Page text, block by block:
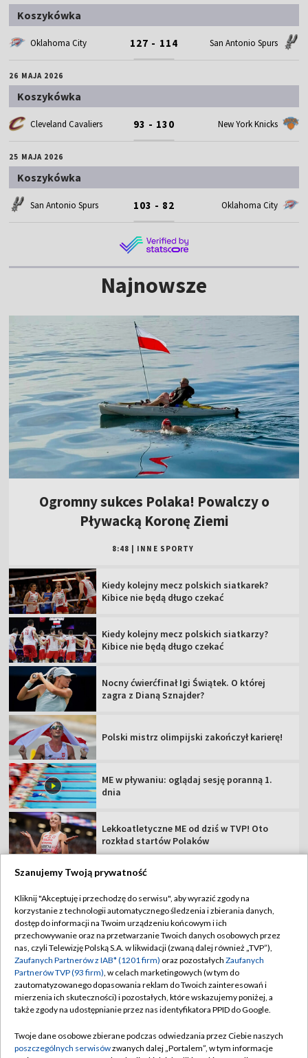
Koszykówka
Oklahoma City 127 - 114 San Antonio Spurs
26 MAJA 2026
Koszykówka
Cleveland Cavaliers 93 - 130 New York Knicks
25 MAJA 2026
Koszykówka
San Antonio Spurs 103 - 82 Oklahoma City
Najnowsze
Ogromny sukces Polaka! Powalczy o
Pływacką Koronę Ziemi
8:48 INNE SPORTY
Kiedy kolejny mecz polskich siatkarek?
Kibice nie będą długo czekać
Kiedy kolejny mecz polskich siatkarzy?
Kibice nie będą długo czekać
Nocny ćwierćfinał Igi Świątek. O której
zagra z Dianą Sznajder?
Polski mistrz olimpijski zakończył karierę!
ME w pływaniu: oglądaj sesję poranną 1.
dnia
Lekkoatletyczne ME od dziś w TVP! Oto
rozkład startów Polaków
TVP
Abonament TVP
Sklep TVP
Biuro Reklamy
Oferta Handlowa
Emisja w TVP
Regulamin TVP
Polityka prywatności
Moje zgody
Biuro reklamy
Szanujemy Twoją prywatność
Kliknij "Akceptuję i przechodzę do serwisu", aby wyrazić zgody na
korzystanie z technologii automatycznego śledzenia i zbierania danych,
dostęp do informacji na Twoim urządzeniu końcowym i ich
przechowywanie oraz na przetwarzanie Twoich danych osobowych przez
nas, czyli Telewizję Polską S.A. w likwidacji (zwaną dalej również „TVP”),
Zaufanych Partnerów z IAB* (1201 firm) oraz pozostałych Zaufanych
Partnerów TVP (93 firm), w celach marketingowych (w tym do
zautomatyzowanego dopasowania reklam do Twoich zainteresowań i
mierzenia ich skuteczności) i pozostałych, które wskazujemy poniżej, a
także zgody na udostępnianie przez nas identyfikatora PPID do Google.
Twoje dane osobowe zbierane podczas odwiedzania przez Ciebie naszych
poszczególnych serwisówzwanych dalej „Portalem”, w tym informacje